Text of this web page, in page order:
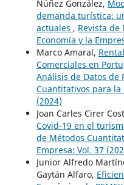
Núñez González,
demanda turística:
actuales , Revista
Economía y la
Marco Amaral,
Comerciales en
Análisis de Datos de
Cuantitativos para la
(2024)
Joan Carles Cirer
Covid-19 en el
de Métodos
Empresa: Vol. 37
Junior Alfredo
Gaytán Alfaro,